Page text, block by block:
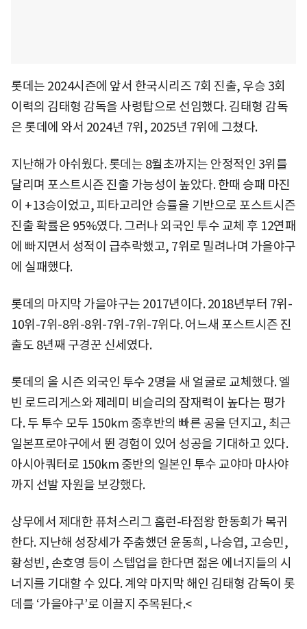
롯데는 2024시즌에 앞서 한국시리즈 7회 진출, 우승 3회
이력의 김태형 감독을 사령탑으로 선임했다. 김태형 감독
은 롯데에 와서 2024년 7위, 2025년 7위에 그쳤다.
지난해가 아쉬웠다. 롯데는 8월초까지는 안정적인 3위를
달리며 포스트시즌 진출 가능성이 높았다. 한때 승패 마진
이 +13승이었고, 피타고리안 승률을 기반으로 포스트시즌
진출 확률은 95%였다. 그러나 외국인 투수 교체 후 12연패
에 빠지면서 성적이 급추락했고, 7위로 밀려나며 가을야구
에 실패했다.
롯데의 마지막 가을야구는 2017년이다. 2018년부터 7위-
10위-7위-8위-8위-7위-7위-7위다. 어느새 포스트시즌 진
출도 8년째 구경꾼 신세였다.
롯데의 올 시즌 외국인 투수 2명을 새 얼굴로 교체했다. 엘
빈 로드리게스와 제레미 비슬리의 잠재력이 높다는 평가
다. 두 투수 모두 150km 중후반의 빠른 공을 던지고, 최근
일본프로야구에서 뛴 경험이 있어 성공을 기대하고 있다.
아시아쿼터로 150km 중반의 일본인 투수 교야마 마사야
까지 선발 자원을 보강했다.
상무에서 제대한 퓨처스리그 홈런-타점왕 한동희가 복귀
한다. 지난해 성장세가 주춤했던 윤동희, 나승엽, 고승민,
황성빈, 손호영 등이 스텝업을 한다면 젊은 에너지들의 시
너지를 기대할 수 있다. 계약 마지막 해인 김태형 감독이 롯
데를 ‘가을야구’로 이끌지 주목된다.<